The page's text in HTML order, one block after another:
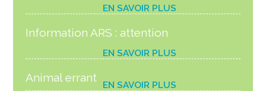
EN SAVOIR PLUS
Information ARS : attention
EN SAVOIR PLUS
Animal errant
EN SAVOIR PLUS